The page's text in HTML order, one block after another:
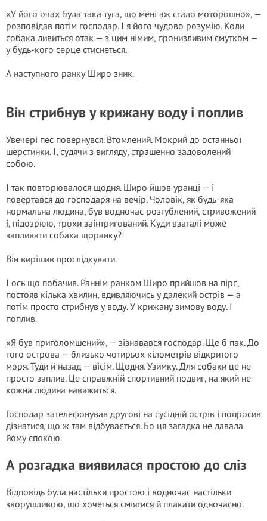
«У його очах була така туга, що мені аж стало моторошно», —
розповідав потім господар. І я його чудово розумію. Коли
собака дивиться отак — з цим німим, пронизливим смутком —
у будь-кого серце стиснеться.
А наступного ранку Широ зник.
Він стрибнув у крижану воду і поплив
Увечері пес повернувся. Втомлений. Мокрий до останньої
шерстинки. І, судячи з вигляду, страшенно задоволений
собою.
І так повторювалося щодня. Широ йшов уранці — і
повертався до господаря на вечір. Чоловік, як будь-яка
нормальна людина, був водночас розгублений, стривожений
і, підозрюю, трохи заінтригований. Куди взагалі може
запливати собака щоранку?
Він вирішив прослідкувати.
І ось що побачив. Раннім ранком Широ прийшов на пірс,
постояв кілька хвилин, вдивляючись у далекий острів — а
потім просто стрибнув у воду. У крижану зимову воду. І
поплив.
«Я був приголомшений», — зізнавався господар. Ще б пак. До
того острова — близько чотирьох кілометрів відкритого
моря. Туди й назад — вісім. Щодня. Узимку. Для собаки це не
просто заплив. Це справжній спортивний подвиг, на який не
кожна людина наважиться.
Господар зателефонував другові на сусідній острів і попросив
дізнатися, що ж там відбувається. Бо ця загадка не давала
йому спокою.
А розгадка виявилася простою до сліз
Відповідь була настільки простою і водночас настільки
зворушливою, що хочеться сміятися й плакати одночасно.